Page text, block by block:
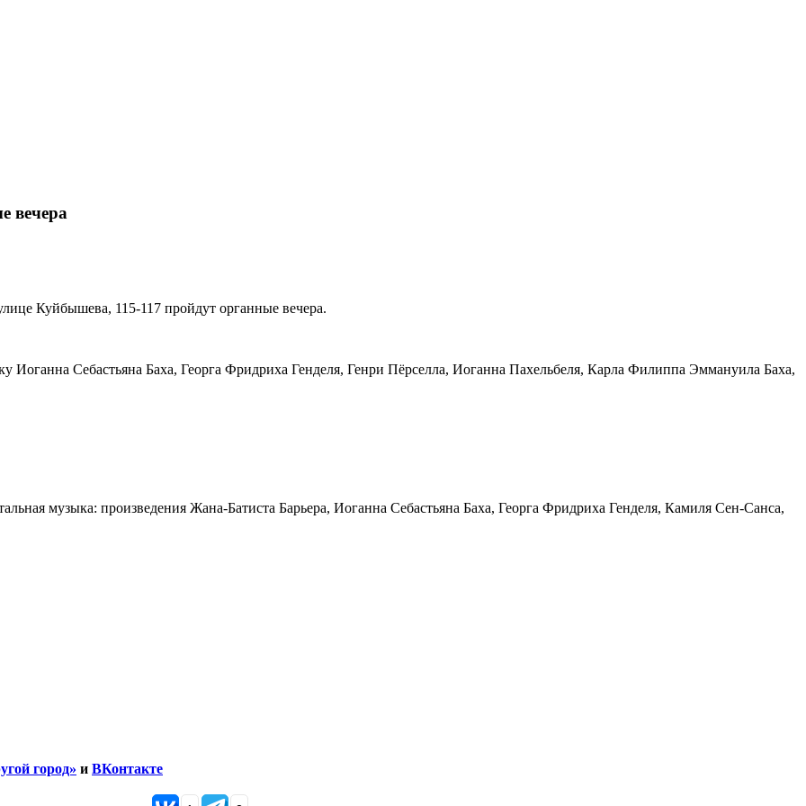
вечера
Куйбышева, 115-117 пройдут органные вечера.
Себастьяна Баха, Георга Фридриха Генделя, Генри Пёрселла, Иоганна Пахельбеля, Карла Филиппа Эммануила Баха,
музыка: произведения Жана-Батиста Барьера, Иоганна Себастьяна Баха, Георга Фридриха Генделя, Камиля Сен-Санса,
город» и ВКонтакте